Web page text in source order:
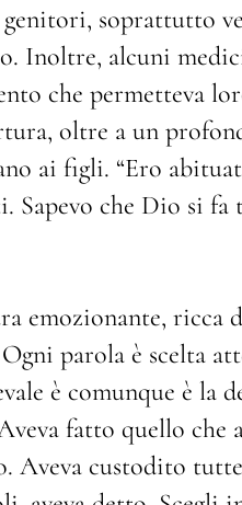
soprattutto
Inoltre, alcuni
che permetteva
oltre a un
ai figli. “Ero
Sapevo che Dio si
emozionante,
parola è scelta
è comunque è la
fatto quello che
Aveva custodito